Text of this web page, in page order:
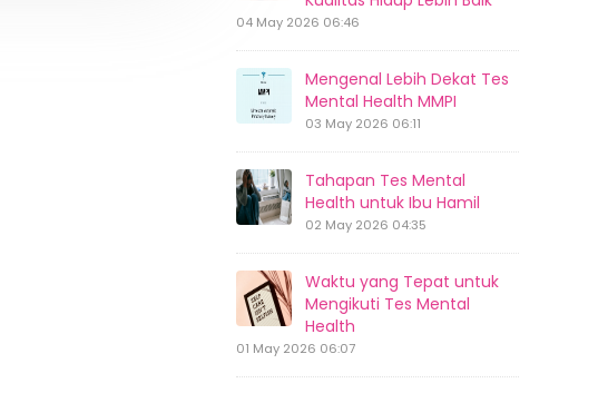
04 May 2026 06:46
Mengenal Lebih Dekat Tes
Mental Health MMPI
03 May 2026 06:11
Tahapan Tes Mental
Health untuk Ibu Hamil
02 May 2026 04:35
Waktu yang Tepat untuk
Mengikuti Tes Mental
Health
01 May 2026 06:07